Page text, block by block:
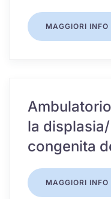
MAGGIORI INFO
la
congenita
MAGGIORI INFO